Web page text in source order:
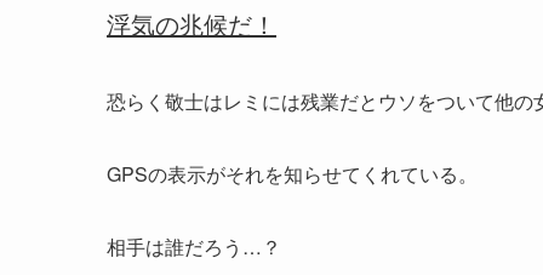
浮気の兆候だ！
恐らく敬士はレミには残業だとウソをついて他
GPSの表示がそれを知らせてくれている。
相手は誰だろう…？